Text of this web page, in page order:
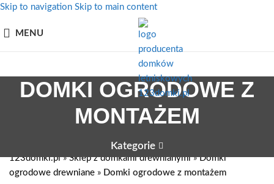
Skip to navigation Skip to main content
MENU
DOMKI OGRODOWE Z
MONTAŻEM
Kategorie
123domki.pl»Sklep z domkami drewnianymi»Domki
ogrodowe drewniane » Domki ogrodowe z montażem